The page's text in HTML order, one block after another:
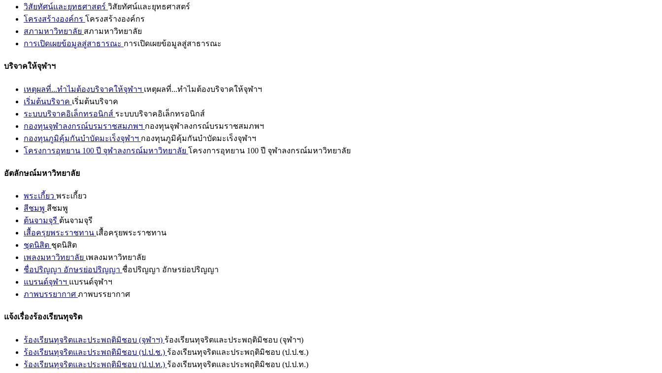
วิสัยทัศน์และยุทธศาสตร์ วิสัยทัศน์และยุทธศาสตร์
โครงสร้างองค์กร โครงสร้างองค์กร
สภามหาวิทยาลัย สภามหาวิทยาลัย
การเปิดเผยข้อมูลสู่สาธารณะ การเปิดเผยข้อมูลสู่สาธารณะ
บริจาคให้จุฬาฯ
เหตุผลที่...ทำไมต้องบริจาคให้จุฬาฯ เหตุผลที่...ทำไมต้องบริจาคให้จุฬาฯ
เริ่มต้นบริจาค เริ่มต้นบริจาค
ระบบบริจาคอิเล็กทรอนิกส์ ระบบบริจาคอิเล็กทรอนิกส์
กองทุนจุฬาลงกรณ์บรมราชสมภพฯ กองทุนจุฬาลงกรณ์บรมราชสมภพฯ
กองทุนภูมิคุ้มกันบำบัดมะเร็งจุฬาฯ กองทุนภูมิคุ้มกันบำบัดมะเร็งจุฬาฯ
โครงการอุทยาน 100 ปี จุฬาลงกรณ์มหาวิทยาลัย โครงการอุทยาน 100 ปี จุฬาลงกรณ์มหาวิทยาลัย
อัตลักษณ์มหาวิทยาลัย
พระเกี้ยว พระเกี้ยว
สีชมพู สีชมพู
ต้นจามจุรี ต้นจามจุรี
เสื้อครุยพระราชทาน เสื้อครุยพระราชทาน
ชุดนิสิต ชุดนิสิต
เพลงมหาวิทยาลัย เพลงมหาวิทยาลัย
ชื่อปริญญา อักษรย่อปริญญา ชื่อปริญญา อักษรย่อปริญญา
แบรนด์จุฬาฯ แบรนด์จุฬาฯ
ภาพบรรยากาศ ภาพบรรยากาศ
แจ้งเรื่องร้องเรียนทุจริต
ร้องเรียนทุจริตและประพฤติมิชอบ (จุฬาฯ) ร้องเรียนทุจริตและประพฤติมิชอบ (จุฬาฯ)
ร้องเรียนทุจริตและประพฤติมิชอบ (ป.ป.ช.) ร้องเรียนทุจริตและประพฤติมิชอบ (ป.ป.ช.)
ร้องเรียนทุจริตและประพฤติมิชอบ (ป.ป.ท.) ร้องเรียนทุจริตและประพฤติมิชอบ (ป.ป.ท.)